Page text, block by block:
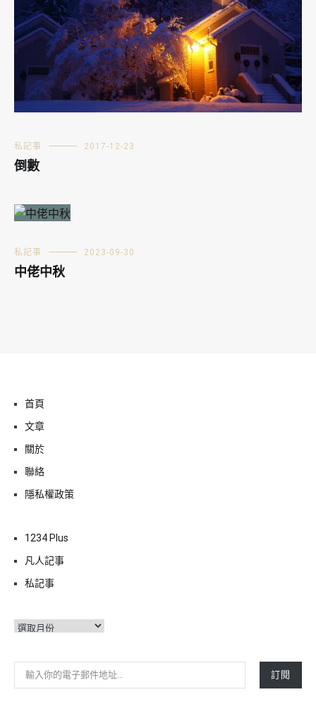
私記事 2017-12-23
倒數
私記事 2023-09-30
中佬中秋
首頁
文章
關於
聯絡
隱私權政策
1234 Plus
凡人記事
私記事
彙
輸入你的電子郵件地址…
訂閱